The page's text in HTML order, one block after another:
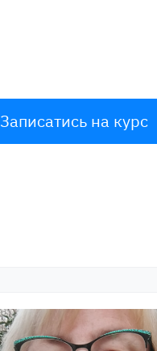
Записатись на курс